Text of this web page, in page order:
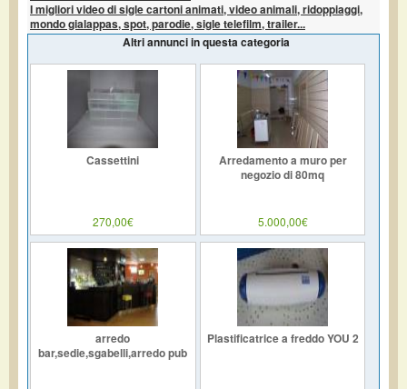
I migliori video di sigle cartoni animati, video animali, ridoppiaggi,
mondo gialappas, spot, parodie, sigle telefilm, trailer...
Altri annunci in questa categoria
Cassettini
270,00€
Arredamento a muro per
negozio di 80mq
5.000,00€
arredo
bar,sedie,sgabelli,arredo pub
Plastificatrice a freddo YOU 2